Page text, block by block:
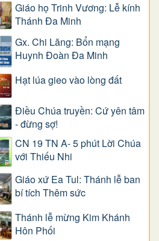
Giáo họ Trinh Vương: Lễ kính
Thánh Đa Minh
Gx. Chi Lăng: Bổn mạng
Huynh Đoàn Đa Minh
Hạt lúa gieo vào lòng đất
Điều Chúa truyền: Cứ yên tâm
- đừng sợ!
CN 19 TN A- 5 phút Lời Chúa
với Thiếu Nhi
Giáo xứ Ea Tul: Thánh lễ ban
bí tích Thêm sức
Thánh lễ mừng Kim Khánh
Hôn Phối